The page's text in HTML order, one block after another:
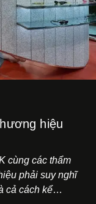
hiệu
cùng các thẩm
phải suy nghĩ
cả cách kể